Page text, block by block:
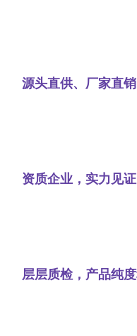
源头直供、厂家直销
资质企业，实力见证
层层质检，产品纯